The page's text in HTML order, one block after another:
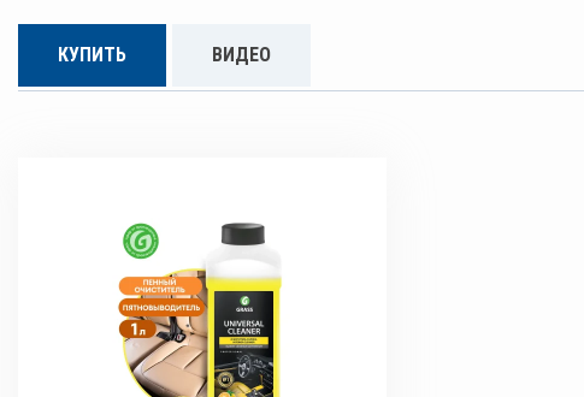
КУПИТЬ ВИДЕО